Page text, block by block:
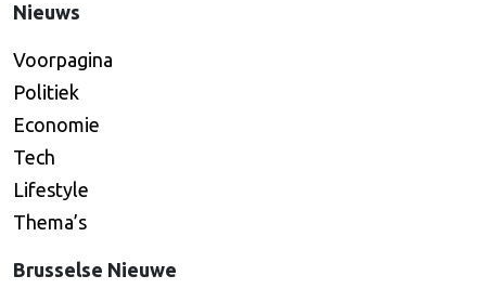
Nieuws
Voorpagina
Politiek
Economie
Tech
Lifestyle
Thema’s
Brusselse Nieuwe